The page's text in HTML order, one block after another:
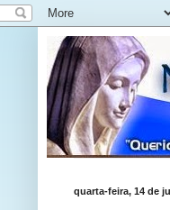
quarta-feira, 14 de